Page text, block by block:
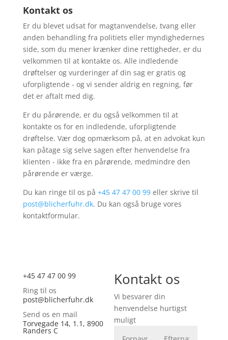
Kontakt os
Er du blevet udsat for magtanvendelse, tvang eller
anden behandling fra politiets eller myndighedernes
side, som du mener krænker dine rettigheder, er du
velkommen til at kontakte os. Alle indledende
drøftelser og vurderinger af din sag er gratis og
uforpligtende - og vi sender aldrig en regning, før
det er aftalt med dig.
Er du pårørende, er du også velkommen til at
kontakte os for en indledende, uforpligtende
drøftelse. Vær dog opmærksom på, at en advokat kun
kan påtage sig selve sagen efter henvendelse fra
klienten - ikke fra en pårørende, medmindre den
pårørende er værge.
Du kan ringe til os på +45 47 47 00 99eller skrive til
post@blicherfuhr.dk. Du kan også bruge vores
kontaktformular.
+45 47 47 00 99
Ring til os
post@blicherfuhr.dk
Send os en mail
Torvegade 14, 1.1, 8900
Randers C
Kontakt os
Vi besvarer din
henvendelse hurtigst
muligt